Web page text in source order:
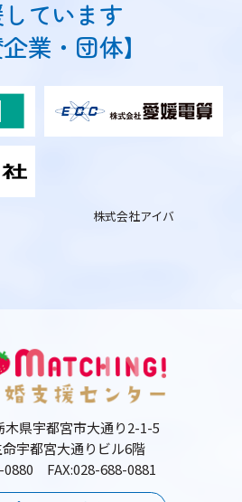
ています
企業・団体】
株式会社アイバ
木県宇都宮市大通り2-1-5
宇都宮大通りビル6階
0880 FAX:028-688-0881